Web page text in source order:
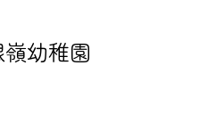
嶺幼稚園